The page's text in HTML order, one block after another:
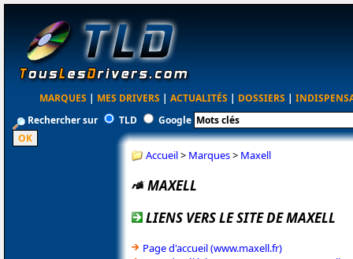
MARQUES | MES DRIVERS | ACTUALITÉS | DOSSIERS |
Rechercher sur
TLD Google
Accueil> Marques> Maxell
MAXELL
LIENS VERS LE SITE DE MAXELL
Page d'accueil (www.maxell.fr)